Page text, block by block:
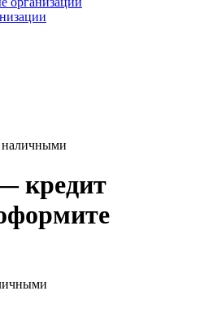
кредит